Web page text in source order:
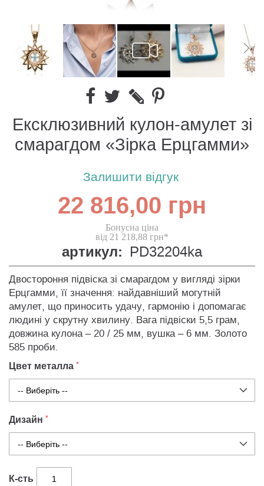
Ексклюзивний кулон-амулет зі
смарагдом «Зірка Ерцгамми»
Залишити відгук
22 816,00 грн
Бонусна ціна
від 21 218,88 грн*
артикул: PD32204ka
Двостороння підвіска зі смарагдом у вигляді зірки
Ерцгамми, її значення: найдавніший могутній
амулет, що приносить удачу, гармонію і допомагає
людині у скрутну хвилину. Вага підвіски 5,5 грам,
довжина кулона – 20 / 25 мм, вушка – 6 мм. Золото
585 проби.
Цвет металла
Дизайн
К-сть